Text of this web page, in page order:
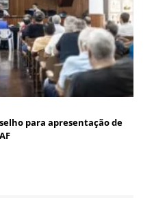
para apresentação de